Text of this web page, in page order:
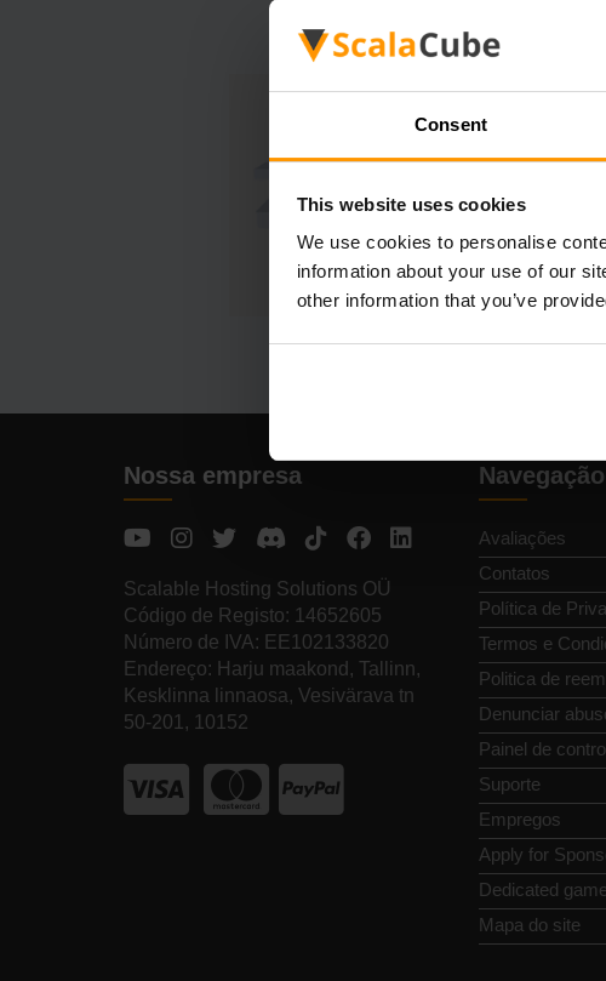
Consent
This website uses cookies
We use cookies to personalise
information about your use of our
other information that you’ve
Nossa empresa
Scalable Hosting Solutions OÜ
Código de Registo: 14652605
Número de IVA: EE102133820
Endereço: Harju maakond, Tallinn,
Kesklinna linnaosa, Vesivärava tn
50-201, 10152
Avaliações
Contatos
Política de
Termos e
Politica de
Denunciar
Painel de
Suporte
Empregos
Apply for
Dedicated
Mapa do site